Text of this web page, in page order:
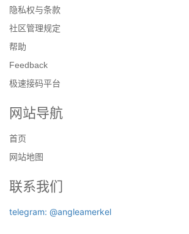
隐私权与条款
社区管理规定
帮助
Feedback
极速接码平台
网站导航
首页
网站地图
联系我们
telegram: @angleamerkel